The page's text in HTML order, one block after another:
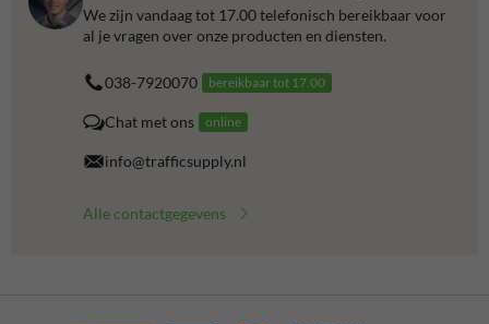
We zijn vandaag tot 17.00 telefonisch bereikbaar voor
al je vragen over onze producten en diensten.
038-7920070 bereikbaar tot 17.00
Chat met ons online
info@trafficsupply.nl
Alle contactgegevens